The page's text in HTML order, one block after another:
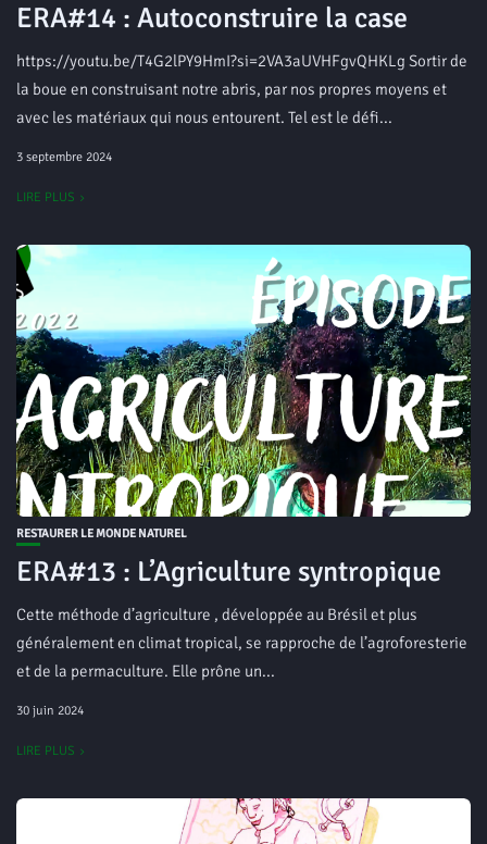
ERA#14 : Autoconstruire la case
https://youtu.be/T4G2lPY9HmI?si=2VA3aUVHFgvQHKLg Sortir de
la boue en construisant notre abris, par nos propres moyens et
avec les matériaux qui nous entourent. Tel est le défi...
3 septembre 2024
LIRE PLUS
RESTAURER LE MONDE NATUREL
ERA#13 : L’Agriculture syntropique
Cette méthode d’agriculture , développée au Brésil et plus
généralement en climat tropical, se rapproche de l’agroforesterie
et de la permaculture. Elle prône un...
30 juin 2024
LIRE PLUS